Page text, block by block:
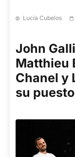
Lucía Cubelos
John
Matthieu
Chanel y
su